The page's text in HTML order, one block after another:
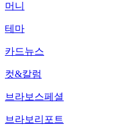
머니
테마
카드뉴스
컷&칼럼
브라보스페셜
브라보리포트